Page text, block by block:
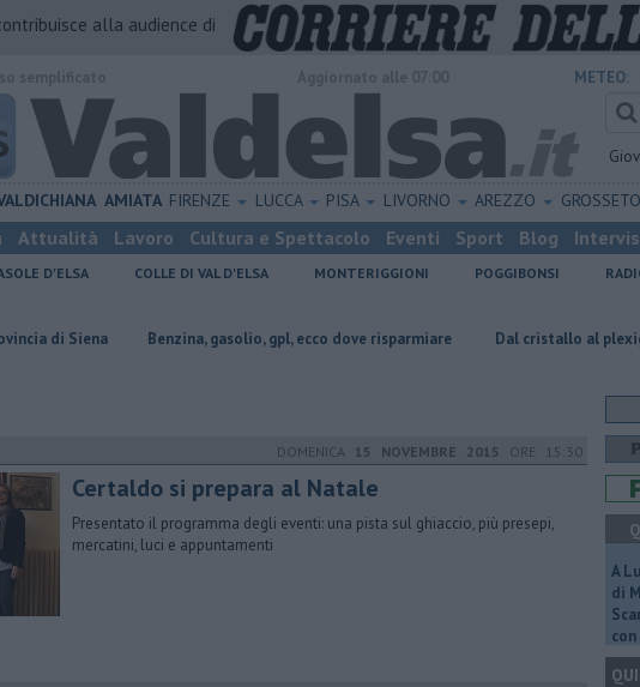
alla audience di
METEO:
AMIATA FIRENZE LUCCA PISA LIVORNO AREZZO GROSSETO
Attualità Lavoro Cultura e Spettacolo Eventi Sport Blog
D'ELSA COLLE DI VAL D'ELSA MONTERIGGIONI POGGIBONSI
​Benzina, gasolio, gpl, ecco dove risparmiare Dal cristallo al plexiglass: Colle di
DOMENICA 15 NOVEMBRE 2015 ORE 15:30
Certaldo si prepara al Natale
Presentato il programma degli eventi: una pista sul ghiaccio, più presepi,
mercatini, luci e appuntamenti
A
di
QUI